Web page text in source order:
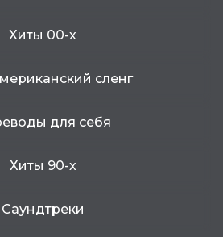
Хиты 00-х
сленг
для себя
Хиты 90-х
Саундтреки